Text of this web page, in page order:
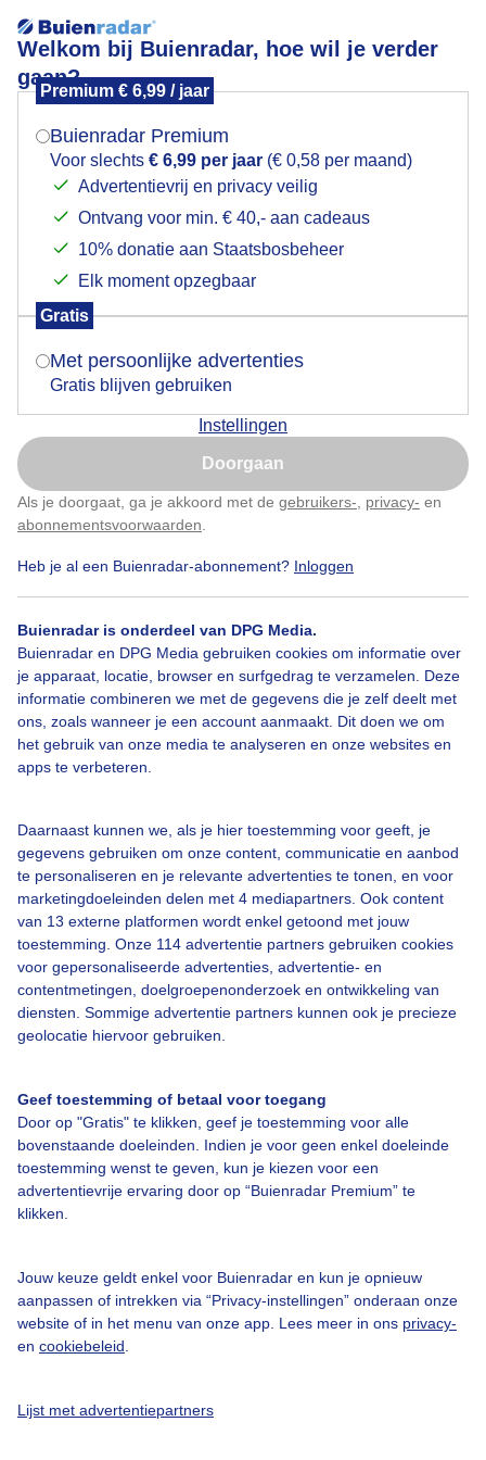
Welkom bij Buienradar, hoe wil je verder
gaan?
Premium € 6,99 / jaar
Buienradar Premium
Voor slechts € 6,99 per jaar (€ 0,58 per maand)
Advertentievrij en privacy veilig
Ontvang voor min. € 40,- aan cadeaus
10% donatie aan Staatsbosbeheer
Elk moment opzegbaar
Gratis
Met persoonlijke advertenties
Gratis blijven gebruiken
Instellingen
Doorgaan
Als je doorgaat, ga je akkoord met de gebruikers- privacy- en
abonnementsvoorwaarden
Heb je al een Buienradar-abonnement? Inloggen
Buienradar is onderdeel van DPG Media.
Buienradar en DPG Media gebruiken cookies om informatie over
je apparaat, locatie, browser en surfgedrag te verzamelen. Deze
informatie combineren we met de gegevens die je zelf deelt met
ons, zoals wanneer je een account aanmaakt. Dit doen we om
het gebruik van onze media te analyseren en onze websites en
apps te verbeteren.
Daarnaast kunnen we, als je hier toestemming voor geeft, je
gegevens gebruiken om onze content, communicatie en aanbod
te personaliseren en je relevante advertenties te tonen, en voor
marketingdoeleinden delen met 4 mediapartners. Ook content
van 13 externe platformen wordt enkel getoond met jouw
toestemming. Onze 114 advertentie partners gebruiken cookies
voor gepersonaliseerde advertenties, advertentie- en
contentmetingen, doelgroepenonderzoek en ontwikkeling van
diensten. Sommige advertentie partners kunnen ook je precieze
geolocatie hiervoor gebruiken.
Geef toestemming of betaal voor toegang
Door op "Gratis" te klikken, geef je toestemming voor alle
bovenstaande doeleinden. Indien je voor geen enkel doeleinde
toestemming wenst te geven, kun je kiezen voor een
advertentievrije ervaring door op “Buienradar Premium” te
klikken.
Jouw keuze geldt enkel voor Buienradar en kun je opnieuw
aanpassen of intrekken via “Privacy-instellingen” onderaan onze
website of in het menu van onze app. Lees meer in ons privacy-
en cookiebeleid
Lijst met advertentiepartners
Grote parasolzwam
Door: Ria Luttikhold Gemaakt: 10-11-2025, 29x bekeken
Paddenstoel Herfst
Bekijk slideshow
Over Buienradar
Bedrijfsgegevens
Contact
Toegankelijkheid
Gebruikersvoorwaarden
Adverteren
Privacy beleid
Cookie beleid
Mogen we je locatie gebruiken voor het
Indien je hier nog geen akkoord op hebt gegeven,
verschijnt er zo een pop-up uit je browser waarin
Is goed, toon de popup
Nu niet, misschien later
Klik hierom dit aan te passen